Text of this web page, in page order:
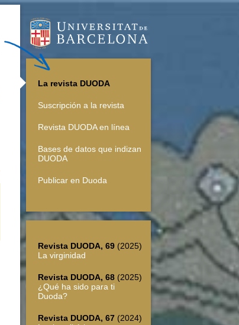
La revista DUODA
Suscripción a la revista
Revista DUODA en línea
Bases de datos que indizan
DUODA
Publicar en Duoda
Revista DUODA, 69 (2025)
La virginidad
Revista DUODA, 68 (2025)
¿Qué ha sido para ti
Duoda?
Revista DUODA, 67 (2024)